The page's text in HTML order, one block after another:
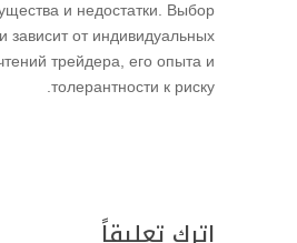
и недостатки. Выбор
зависит от индивидуальных
трейдера, его опыта и
толерантности к риску.
اترك تعليقاً